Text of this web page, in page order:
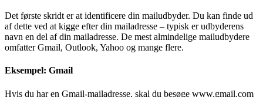
Det første skridt er at identificere din mailudbyder. Du kan finde ud
af dette ved at kigge efter din mailadresse – typisk er udbyderens
navn en del af din mailadresse. De mest almindelige mailudbydere
omfatter Gmail, Outlook, Yahoo og mange flere.
Eksempel: Gmail
Hvis du har en Gmail-mailadresse, skal du besøge www.gmail.com